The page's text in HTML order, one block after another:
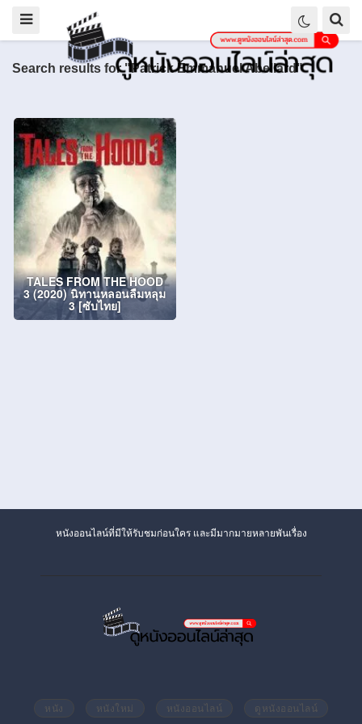
Search results for "Patrick Émmanuel Abellard"
TALES FROM THE HOOD
3 (2020) นิทานหลอนลืมหลุม
3 [ซับไทย]
หนังออนไลน์ที่มีให้รับชมก่อนใคร และมีมากมายหลายพันเรื่อง
หนัง หนังใหม่ หนังออนไลน์ ดูหนังออนไลน์